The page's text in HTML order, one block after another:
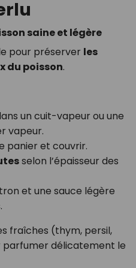
saine et légère
pour préserver les
du poisson.
un cuit-vapeur ou une
vapeur.
panier et couvrir.
selon l’épaisseur des
et une sauce légère
fraîches (thym, persil,
parfumer délicatement le